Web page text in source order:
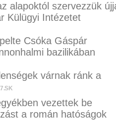
alapoktól szervezzük
Külügyi Intézetet
Csóka Gáspár
bazilikában
várnak ránk a
vezettek be
a román hatóságok